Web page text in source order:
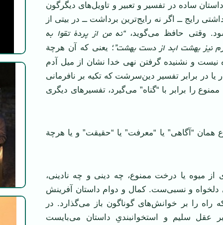
ساده در تفسیر و تعبیر و تاویل‌های دیگرگون
رایج ‌ـ‌‌ـ‌ اگر نه رایج‌ترین برداشت ‌ـ‌‌ـ‌ در بیتی از
وقتی حافظ می‌گوید،“نه من از پردة تقوا به
نیز بهشت ابد از دست بهشت”؛ یعنی که آن هرچة
نیست و نشنیده گرفتن نهی خدا نشان از میل آدم
یا در برابر تفسیر دین‌سرشت که تکیه بر نافرمانی
را برابر با “گناه” می‌گیرد، تفسیرهای دیگری
همان “آگاهی” یا “معرفت” یا “حقیقت” و یا هرچة
از میوه‌ یا درخت ممنوع، چه دینی و چه نادینی،
دلخواه و نسبی‌ست. کمال و دوام داستان آفرینش
را بر خوانش‌های گوناگون باز می‌گذارد. در
عقل سلیم و استخوانبندیِ داستان می‌بایست